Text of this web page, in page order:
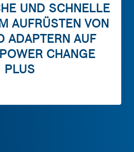
UND SCHNELLE
AUFRÜSTEN VON
ADAPTERN AUF
POWER CHANGE
PLUS